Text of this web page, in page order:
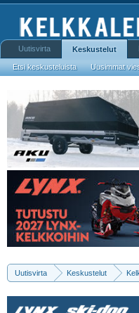
Uutisvirta Keskustelut
Uutisvirta Keskustelut
Etsi keskusteluista Uusimmat